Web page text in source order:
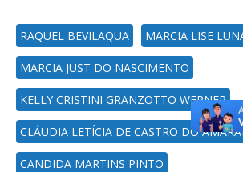
RAQUEL BEVILAQUA MARCIA LISE
MARCIA JUST DO NASCIMENTO
KELLY CRISTINI GRANZOTTO WERNER
CLÁUDIA LETÍCIA DE CASTRO DO
CANDIDA MARTINS PINTO